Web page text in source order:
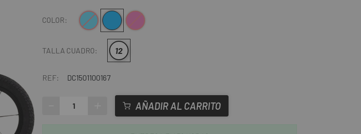
COLOR: AzulAzul-VerdeRosa
TALLA CUADRO: 12
REF: DC1501100167
AÑADIR AL CARRITO